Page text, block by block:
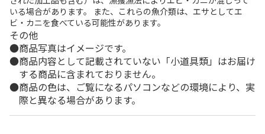
いる場合があります。 また、これらの魚介類は、エサとしてエ
ビ・カニを食べている可能性があります。
その他
商品写真はイメージです。
商品内容として記載されていない「小道具類」はお届け
する商品に含まれておりません。
商品の色は、ご覧になるパソコンなどの環境により、実
際と異なる場合があります。